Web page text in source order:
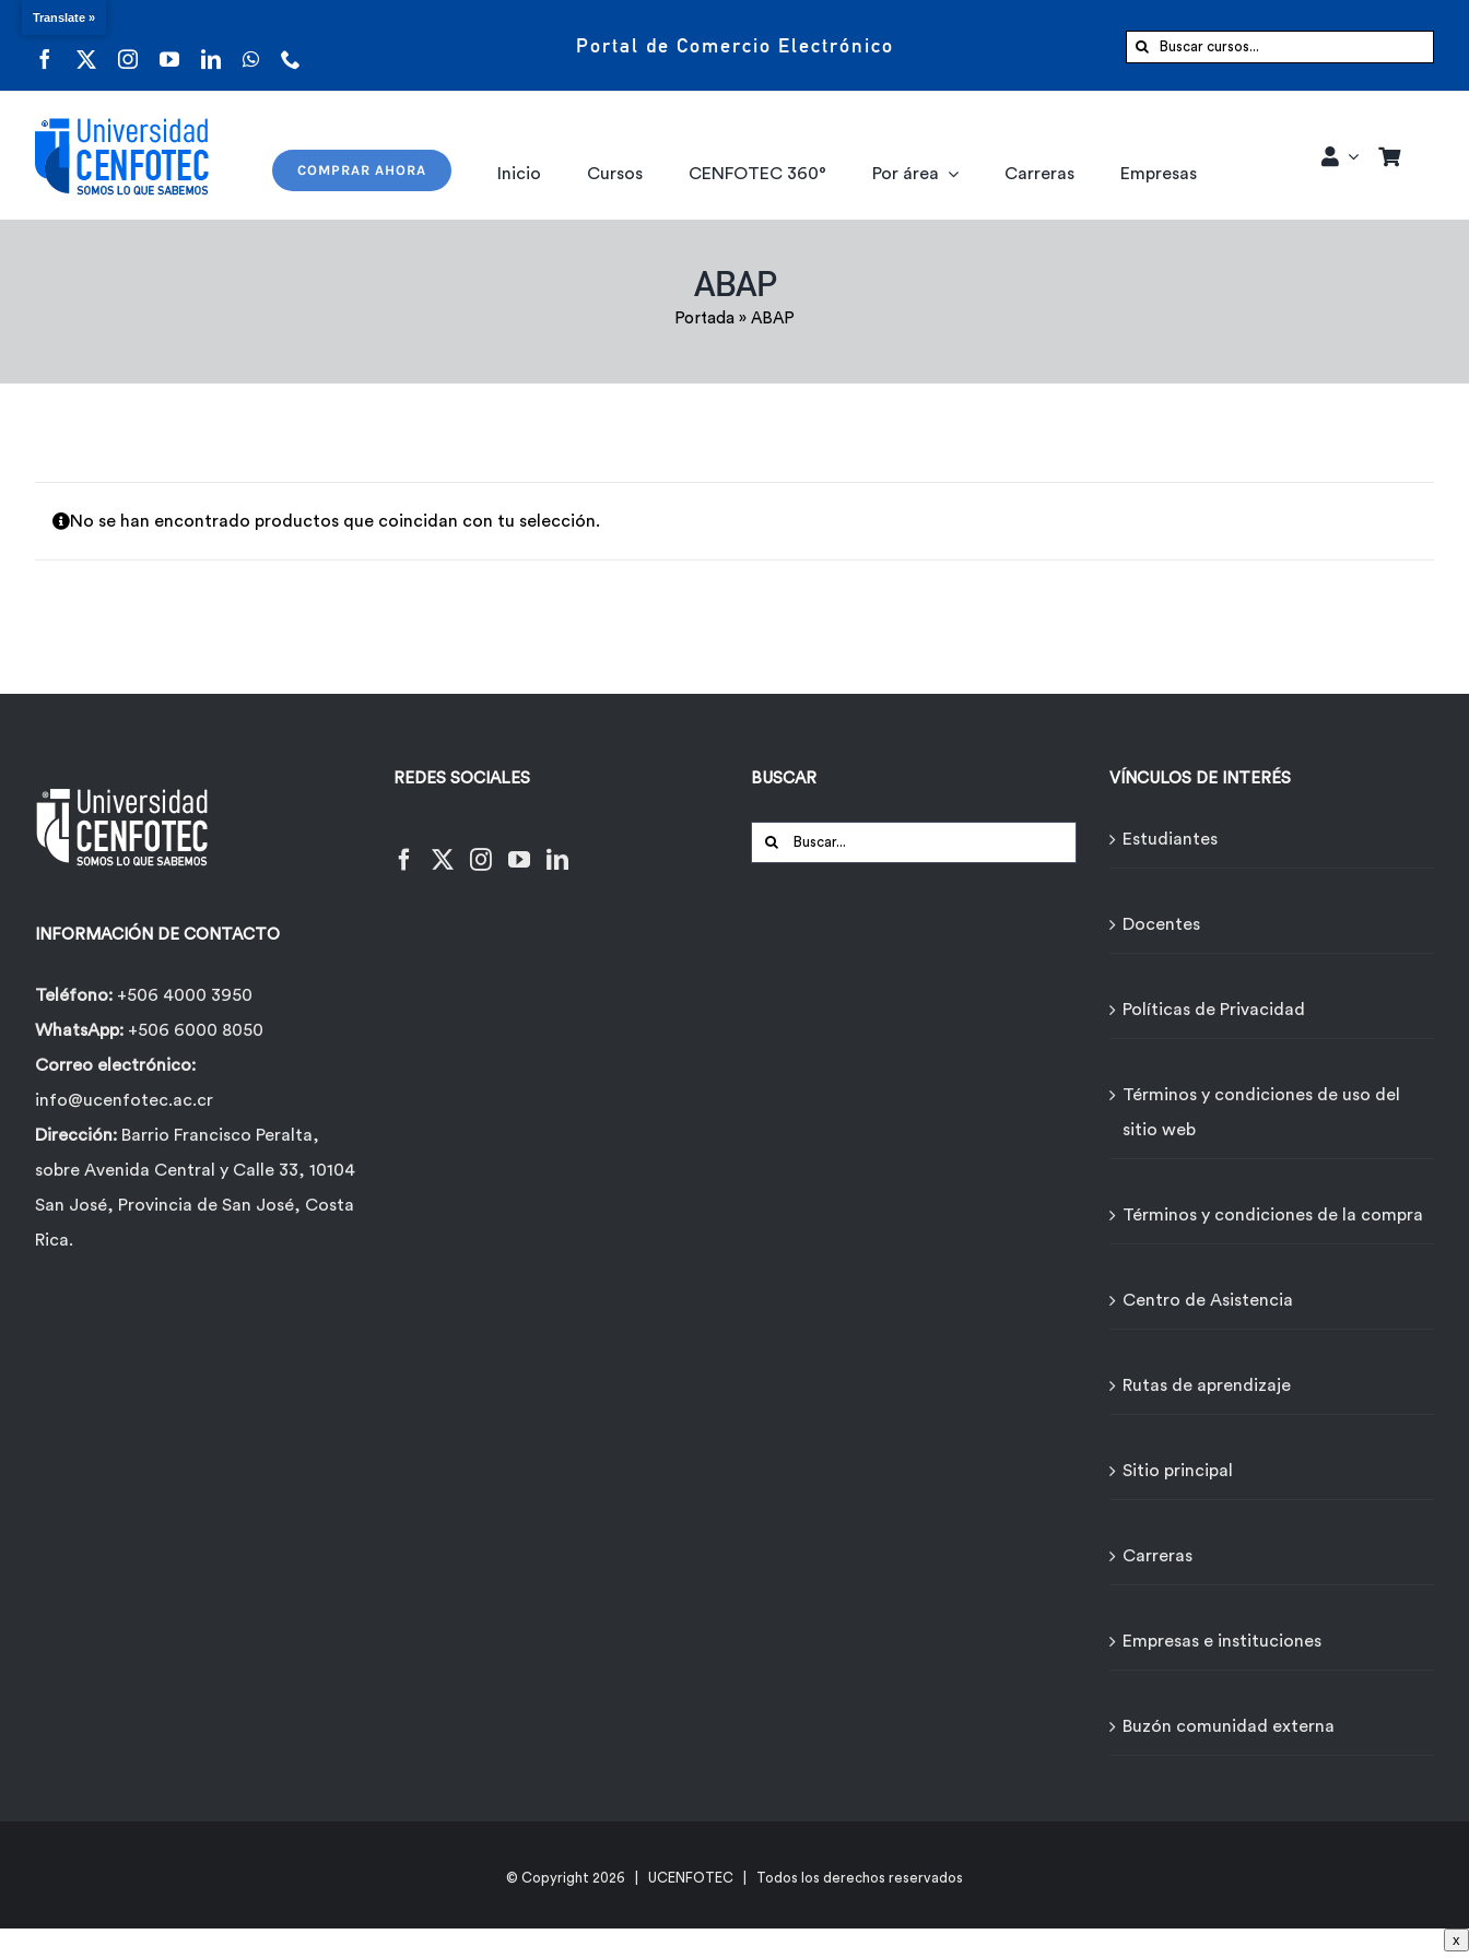
Portal de Comercio Electrónico Buscar:
COMPRAR AHORA Inicio Cursos CENFOTEC 360° Por área Carreras Empresas
ABAP
Portada » ABAP
No se han encontrado productos que coincidan con tu selección.
INFORMACIÓN DE CONTACTO
Teléfono: +506 4000 3950
WhatsApp: +506 6000 8050
Correo electrónico:
info@ucenfotec.ac.cr
Dirección: Barrio Francisco Peralta,
sobre Avenida Central y Calle 33, 10104
San José, Provincia de San José, Costa
Rica.
REDES SOCIALES BUSCAR
Buscar:
VÍNCULOS DE INTERÉS
Estudiantes
Docentes
Políticas de Privacidad
Términos y condiciones de uso del
sitio web
Términos y condiciones de la compra
Centro de Asistencia
Rutas de aprendizaje
Sitio principal
Carreras
Empresas e instituciones
Buzón comunidad externa
© Copyright 2026 | UCENFOTEC | Todos los derechos reservados
Translate »
x